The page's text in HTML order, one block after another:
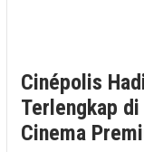
Cinépolis
Terlengkap
Cinema